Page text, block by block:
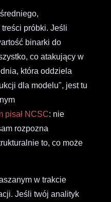
próbki. Jeśli
binarki do
co atakujący w
która oddziela
dla modelu", jest tu
pisał NCSC: nie
rozpozna
to, co może
w trakcie
Jeśli twój analityk